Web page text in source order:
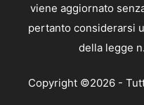
viene aggiornato
pertanto considerarsi
della legge
Copyright ©2026 -